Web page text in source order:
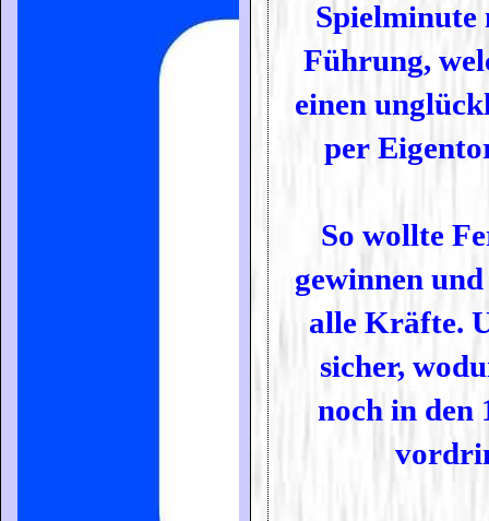
Spielminute
Führung,
einen
per
So wollte
gewinnen
alle Kräfte.
sicher,
noch in den